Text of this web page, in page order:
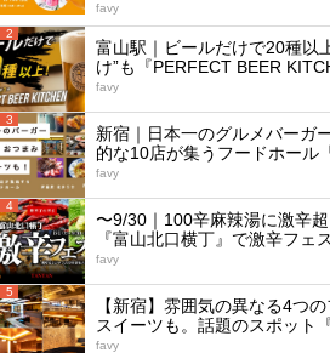
favy
2
富山駅｜ビールだけで20種以
け”も『PERFECT BEER
favy
3
新宿｜日本一のグルメバーガ
的な10店が集うフードホール
favy
4
〜9/30｜100辛麻辣湯に激辛超
『富山北口横丁』で激辛フェ
favy
5
【新宿】雰囲気の異なる4つ
スイーツも。話題のスポット
favy